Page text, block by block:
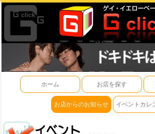
ホーム お店を探す
お店からのお知らせ イベントカレ